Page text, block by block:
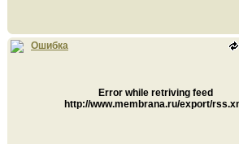
Ошибка
Error while retriving feed
http://www.membrana.ru/export/